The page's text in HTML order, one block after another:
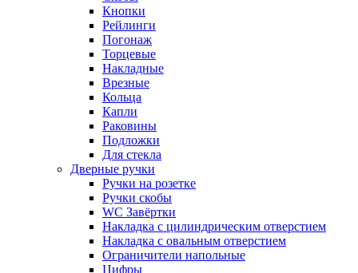
Кнопки
Рейлинги
Погонаж
Торцевые
Накладные
Врезные
Кольца
Капли
Раковины
Подложки
Для стекла
Дверные ручки
Ручки на розетке
Ручки скобы
WC Завёртки
Накладка с цилиндрическим отверстием
Накладка с овальным отверстием
Ограничители напольные
Цифры